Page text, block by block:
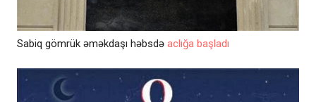
Sabiq gömrük əməkdaşı həbsdə aclığa başladı